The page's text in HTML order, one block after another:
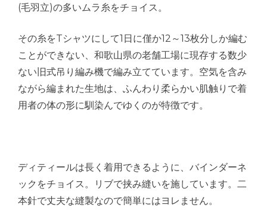
(毛羽立)の多いムラ糸をチョイス。
その糸をTシャツにして1日に僅か12～13枚分しか編む
ことができない、和歌山県の老舗工場に現存する数少
ない旧式吊り編み機で編み立てています。空気を含み
ながら編まれた生地は、ふんわり柔らかい肌触りで着
用者の体の形に馴染んでゆくのが特徴です。
ディティールは長く着用できるように、バインダーネ
ックをチョイス。リブで挟み縫いを施しています。二
本針で丈夫な縫製なので簡単にはヨレません。